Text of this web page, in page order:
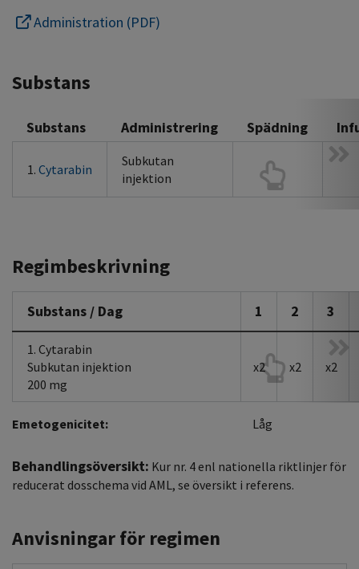
Administration (PDF)
Substans
Substans Administrering Spädning
1. Cytarabin
Subkutan
injektion
Regimbeskrivning
Substans / Dag 1 2 3
1. Cytarabin
Subkutan injektion
200 mg
x2 x2 x2
Emetogenicitet: Låg
Behandlingsöversikt: Kur nr. 4 enl nationella riktlinjer för
reducerat dosschema vid AML, se översikt i referens.
Anvisningar för regimen